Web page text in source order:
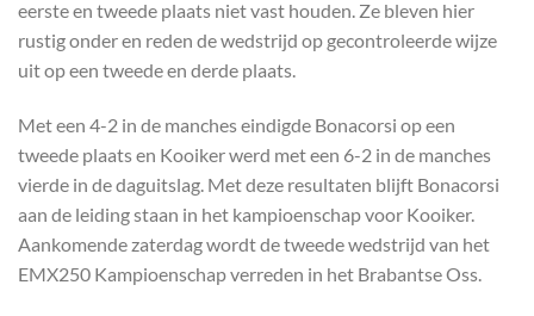
eerste en tweede plaats niet vast houden. Ze bleven hier
rustig onder en reden de wedstrijd op gecontroleerde wijze
uit op een tweede en derde plaats.
Met een 4-2 in de manches eindigde Bonacorsi op een
tweede plaats en Kooiker werd met een 6-2 in de manches
vierde in de daguitslag. Met deze resultaten blijft Bonacorsi
aan de leiding staan in het kampioenschap voor Kooiker.
Aankomende zaterdag wordt de tweede wedstrijd van het
EMX250 Kampioenschap verreden in het Brabantse Oss.